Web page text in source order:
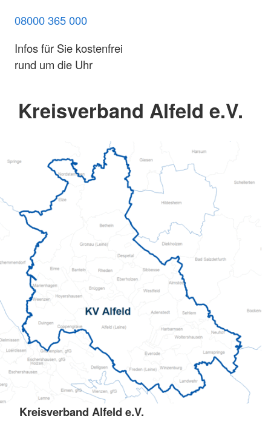
08000 365 000
Infos für Sie kostenfrei
rund um die Uhr
Kreisverband Alfeld e.V.
Kreisverband Alfeld e.V.